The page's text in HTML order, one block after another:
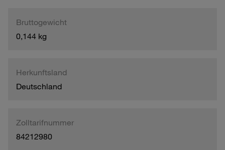
Bruttogewicht
0,144 kg
Herkunftsland
Deutschland
Zolltarifnummer
84212980